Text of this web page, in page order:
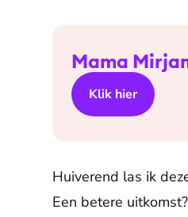
Mama
Klik hier
Huiverend las ik
Een betere uitkomst?